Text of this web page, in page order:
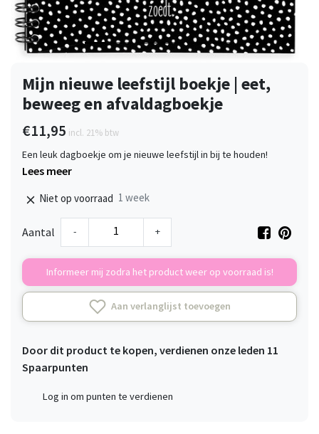
Mijn nieuwe leefstijl boekje | eet,
beweeg en afvaldagboekje
€11,95 incl. 21% btw
Een leuk dagboekje om je nieuwe leefstijl in bij te houden!
Lees meer
Niet op voorraad 1 week
Aantal - +
Informeer mij zodra het product weer op voorraad is!
Aan verlanglijst toevoegen
Door dit product te kopen, verdienen onze leden 11
Spaarpunten
Log in om punten te verdienen